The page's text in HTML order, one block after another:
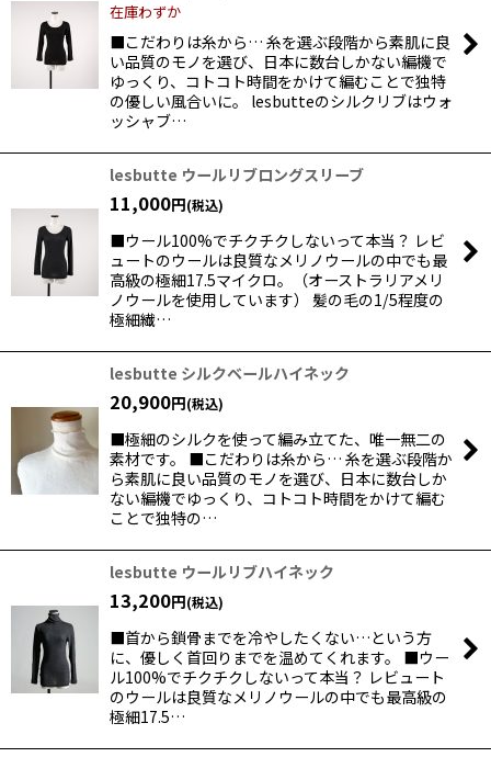
在庫わずか
■こだわりは糸から… 糸を選ぶ段階から素肌に良
い品質のモノを選び、日本に数台しかない編機で
ゆっくり、コトコト時間をかけて編むことで独特
の優しい風合いに。 lesbutteのシルクリブはウォ
ッシャブ…
lesbutte ウールリブロングスリーブ
11,000円(税込)
■ウール100%でチクチクしないって本当？ レビ
ュートのウールは良質なメリノウールの中でも最
高級の極細17.5マイクロ。（オーストラリアメリ
ノウールを使用しています） 髪の毛の1/5程度の
極細繊…
lesbutte シルクベールハイネック
20,900円(税込)
■極細のシルクを使って編み立てた、唯一無二の
素材です。 ■こだわりは糸から… 糸を選ぶ段階か
ら素肌に良い品質のモノを選び、日本に数台しか
ない編機でゆっくり、コトコト時間をかけて編む
ことで独特の…
lesbutte ウールリブハイネック
13,200円(税込)
■首から鎖骨までを冷やしたくない…という方
に、優しく首回りまでを温めてくれます。 ■ウー
ル100%でチクチクしないって本当？ レビュート
のウールは良質なメリノウールの中でも最高級の
極細17.5…